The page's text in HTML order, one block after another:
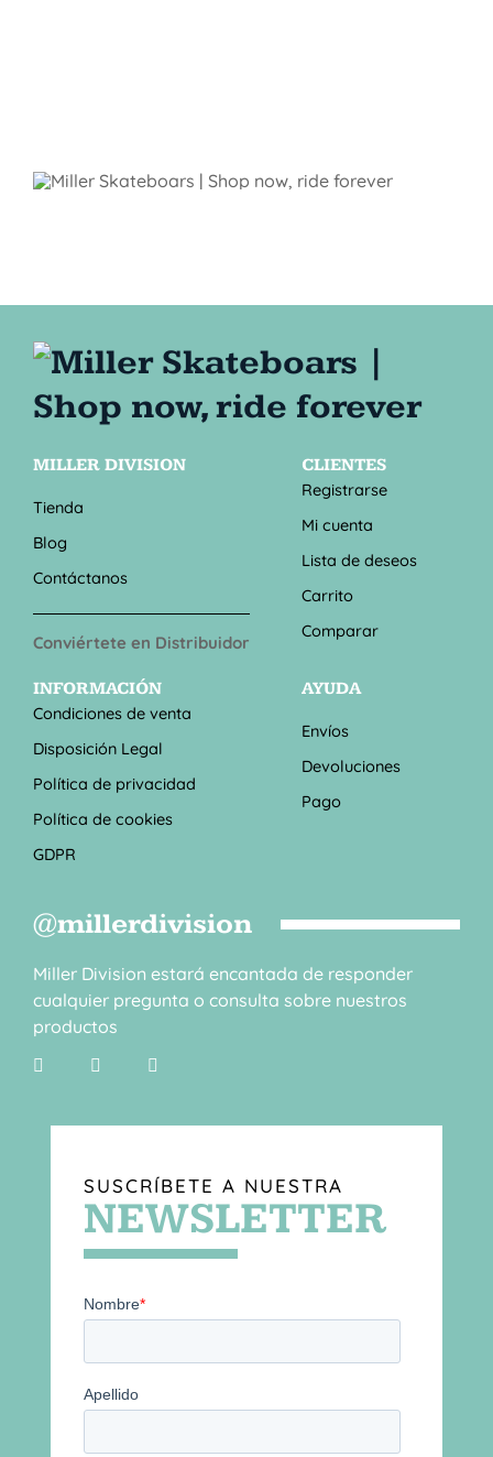
MILLER DIVISION
Tienda
Blog
Contáctanos
Conviértete en Distribuidor
CLIENTES
Registrarse
Mi cuenta
Lista de deseos
Carrito
Comparar
INFORMACIÓN
Condiciones de venta
Disposición Legal
Política de privacidad
Política de cookies
GDPR
AYUDA
Envíos
Devoluciones
Pago
@millerdivision
Miller Division estará encantada de responder
cualquier pregunta o consulta sobre nuestros
productos
SUSCRÍBETE A NUESTRA
NEWSLETTER